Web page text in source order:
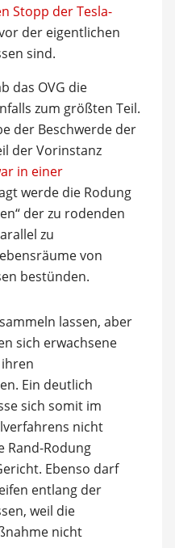
Stopp der Tesla-
der eigentlichen
sind.
das OVG die
zum größten Teil.
der Beschwerde der
der Vorinstanz
in einer
werde die Rodung
der zu rodenden
zu
von
bestünden.
lassen, aber
sich erwachsene
Ein deutlich
sich somit im
nicht
Rand-Rodung
Ebenso darf
entlang der
weil die
nicht